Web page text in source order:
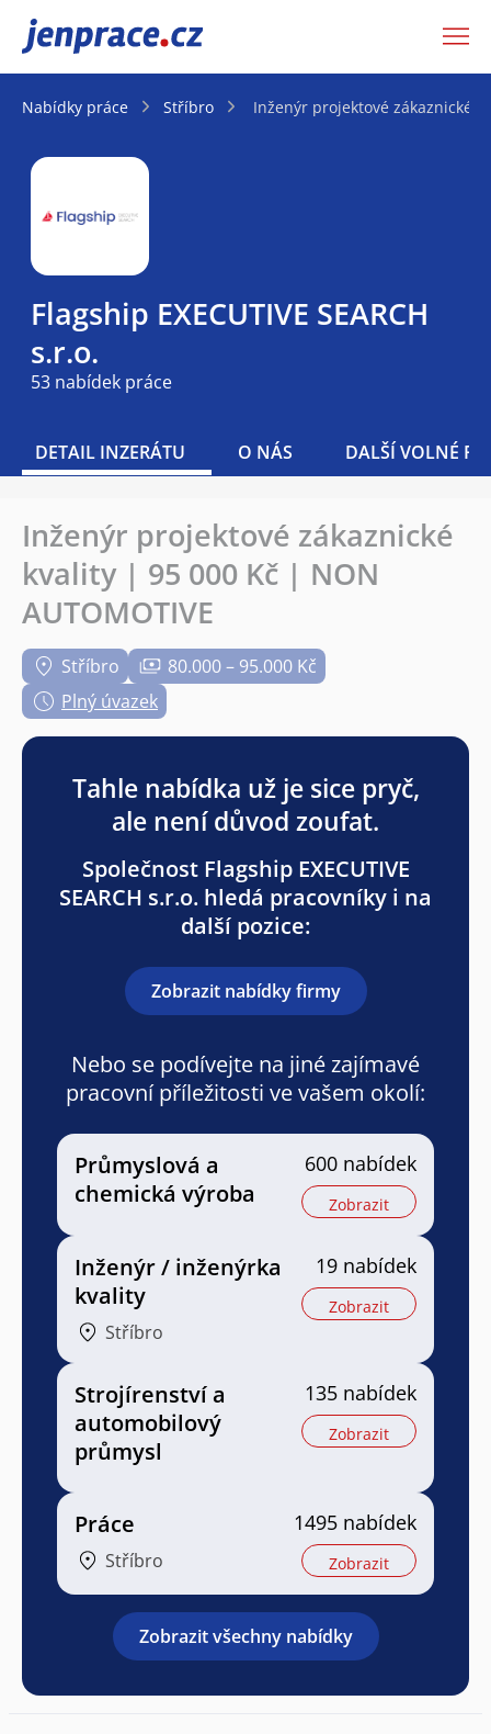
JenPráce.cz
Nabídky práce Stříbro Inženýr projektové zákaznické
Flagship EXECUTIVE SEARCH
s.r.o.
53 nabídek práce
DETAIL INZERÁTU O NÁS DALŠÍ VOLNÉ
Inženýr projektové zákaznické
kvality | 95 000 Kč | NON
AUTOMOTIVE
Stříbro
80.000 – 95.000 Kč
Plný úvazek
Tahle nabídka už je sice pryč,
ale není důvod zoufat.
Společnost Flagship EXECUTIVE
SEARCH s.r.o. hledá pracovníky i na
další pozice:
Zobrazit nabídky firmy
Nebo se podívejte na jiné zajímavé
pracovní příležitosti ve vašem okolí:
Průmyslová a
chemická výroba
600 nabídek
Zobrazit
Inženýr / inženýrka
kvality
Stříbro
19 nabídek
Zobrazit
Strojírenství a
automobilový
průmysl
135 nabídek
Zobrazit
Práce
Stříbro
1495 nabídek
Zobrazit
Zobrazit všechny nabídky